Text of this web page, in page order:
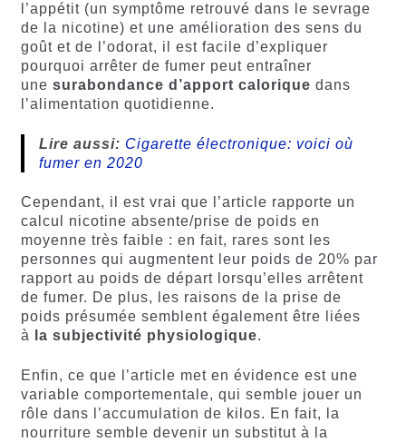
l’appétit (un symptôme retrouvé dans le sevrage
de la nicotine) et une amélioration des sens du
goût et de l’odorat, il est facile d’expliquer
pourquoi arrêter de fumer peut entraîner
une surabondance d’apport calorique dans
l’alimentation quotidienne.
Lire aussi: Cigarette électronique: voici où
fumer en 2020
Cependant, il est vrai que l’article rapporte un
calcul nicotine absente/prise de poids en
moyenne très faible : en fait, rares sont les
personnes qui augmentent leur poids de 20% par
rapport au poids de départ lorsqu’elles arrêtent
de fumer. De plus, les raisons de la prise de
poids présumée semblent également être liées
à
la subjectivité physiologique.
Enfin, ce que l’article met en évidence est une
variable comportementale, qui semble jouer un
rôle dans l’accumulation de kilos. En fait, la
nourriture semble devenir un substitut à la